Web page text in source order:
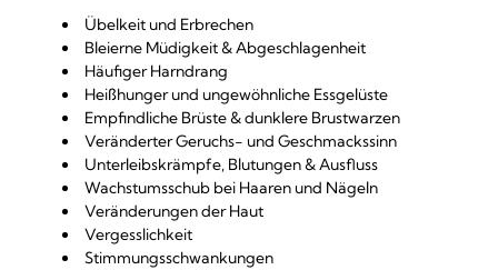
Übelkeit und Erbrechen
Bleierne Müdigkeit & Abgeschlagenheit
Häufiger Harndrang
Heißhunger und ungewöhnliche Essgelüste
Empfindliche Brüste & dunklere Brustwarzen
Veränderter Geruchs- und Geschmackssinn
Unterleibskrämpfe, Blutungen & Ausfluss
Wachstumsschub bei Haaren und Nägeln
Veränderungen der Haut
Vergesslichkeit
Stimmungsschwankungen